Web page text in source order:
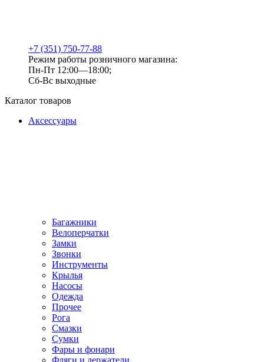
+7 (351) 750-77-88
Режим работы розничного магазина:
Пн-Пт 12:00—18:00;
Сб-Вс выходные
Каталог товаров
Аксессуары
Багажники
Велоперчатки
Замки
Звонки
Инструменты
Крылья
Насосы
Одежда
Прочее
Рога
Смазки
Сумки
Фары и фонари
Фляги и держатели